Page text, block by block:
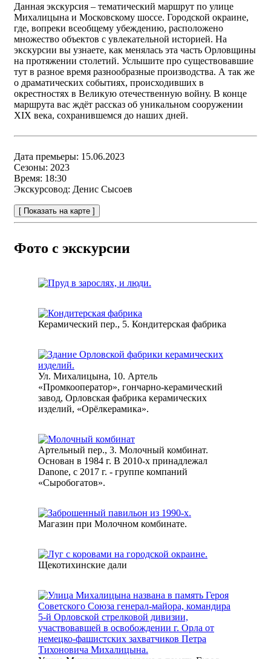
Данная экскурсия – тематический маршрут по улице
Михалицына и Московскому шоссе. Городской окраине,
где, вопреки всеобщему убеждению, расположено
множество объектов с увлекательной историей. На
экскурсии вы узнаете, как менялась эта часть Орловщины
на протяжении столетий. Услышите про существовавшие
тут в разное время разнообразные производства. А так же
о драматических событиях, происходивших в
окрестностях в Великую отечественную войну. В конце
маршрута вас ждёт рассказ об уникальном сооружении
XIX века, сохранившемся до наших дней.
Дата премьеры: 15.06.2023
Сезоны: 2023
Время: 18:30
Экскурсовод: Денис Сысоев
[ Показать на карте ]
Фото с экскурсии
Керамический пер., 5. Кондитерская фабрика
Ул. Михалицына, 10. Артель
«Промкооператор», гончарно-керамический
завод, Орловская фабрика керамических
изделий, «Орёлкерамика».
Артельный пер., 3. Молочный комбинат.
Основан в 1984 г. В 2010-х принадлежал
Danone, с 2017 г. - группе компаний
«Сыробогатов».
Магазин при Молочном комбинате.
Щекотихинские дали